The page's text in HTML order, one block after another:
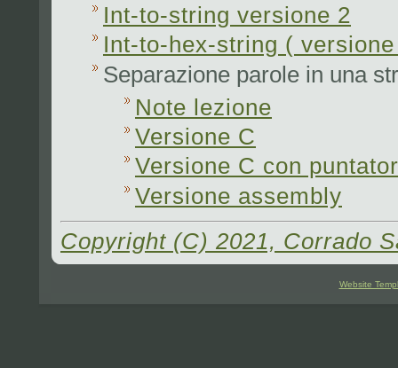
Int-to-string versione 2
Int-to-hex-string (
Separazione parole in una
Note lezione
Versione C
Versione C con
Versione assembly
Copyright (C) 2021, Corrado
Website